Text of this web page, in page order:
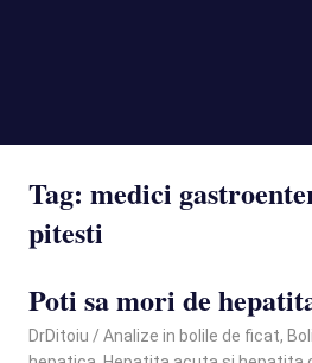
Tag: medici
pitesti
Poti sa mori de
June 20, 2024
DrDitoiu Analize in bolile de ficat,